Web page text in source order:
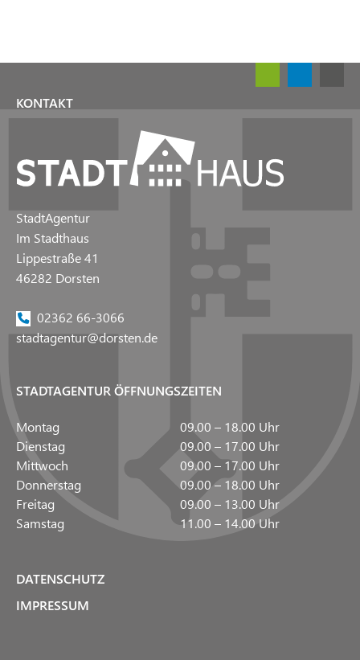
KONTAKT
StadtAgentur
Im Stadthaus
Lippestraße 41
46282 Dorsten
02362 66-3066
stadtagentur@dorsten.de
STADTAGENTUR ÖFFNUNGSZEITEN
Montag
09.00 – 18.00 Uhr
Dienstag
09.00 – 17.00 Uhr
Mittwoch
09.00 – 17.00 Uhr
Donnerstag
09.00 – 18.00 Uhr
Freitag
09.00 – 13.00 Uhr
Samstag
11.00 – 14.00 Uhr
DATENSCHUTZ
IMPRESSUM